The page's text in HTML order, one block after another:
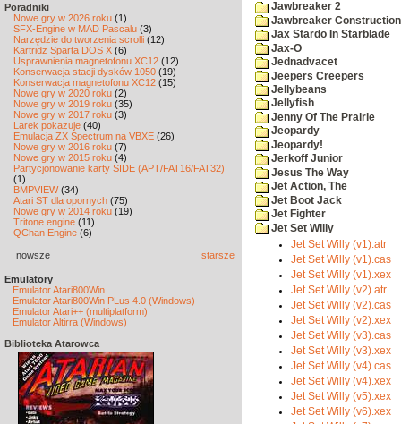
Poradniki
Nowe gry w 2026 roku (1)
SFX-Engine w MAD Pascalu (3)
Narzędzie do tworzenia scrolli (12)
Kartridż Sparta DOS X (6)
Usprawnienia magnetofonu XC12 (12)
Konserwacja stacji dysków 1050 (19)
Konserwacja magnetofonu XC12 (15)
Nowe gry w 2020 roku (2)
Nowe gry w 2019 roku (35)
Nowe gry w 2017 roku (3)
Larek pokazuje (40)
Emulacja ZX Spectrum na VBXE (26)
Nowe gry w 2016 roku (7)
Nowe gry w 2015 roku (4)
Partycjonowanie karty SIDE (APT/FAT16/FAT32)
(1)
BMPVIEW(34)
Atari ST dla opornych (75)
Nowe gry w 2014 roku (19)
Tritone engine (11)
QChan Engine (6)
nowsze starsze
Emulatory
Emulator Atari800Win
Emulator Atari800Win PLus 4.0 (Windows)
Emulator Atari++ (multiplatform)
Emulator Altirra (Windows)
Biblioteka Atarowca
Jawbreaker 2
Jawbreaker Construction
Jax Stardo In Starblade
Jax-O
Jednadvacet
Jeepers Creepers
Jellybeans
Jellyfish
Jenny Of The Prairie
Jeopardy
Jeopardy!
Jerkoff Junior
Jesus The Way
Jet Action, The
Jet Boot Jack
Jet Fighter
Jet Set Willy
Jet Set Willy (v1).atr
Jet Set Willy (v1).cas
Jet Set Willy (v1).xex
Jet Set Willy (v2).atr
Jet Set Willy (v2).cas
Jet Set Willy (v2).xex
Jet Set Willy (v3).cas
Jet Set Willy (v3).xex
Jet Set Willy (v4).cas
Jet Set Willy (v4).xex
Jet Set Willy (v5).xex
Jet Set Willy (v6).xex